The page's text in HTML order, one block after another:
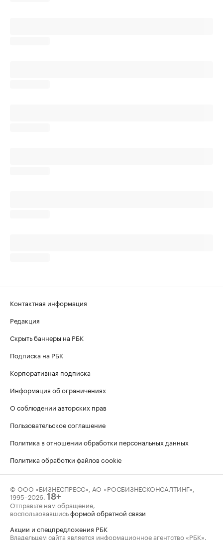
Контактная информация
Редакция
Скрыть баннеры на РБК
Подписка на РБК
Корпоративная подписка
Информация об ограничениях
О соблюдении авторских прав
Пользовательское соглашение
Политика в отношении обработки персональных данных
Политика обработки файлов cookie
© ООО «БИЗНЕСПРЕСС», АО «РОСБИЗНЕСКОНСАЛТИНГ»,
1995–2026. 18+
Отправьте нам обращение,
воспользовавшисьформой обратной связи
Акции и спецпредложения РБК
Владельцем сайта является информационное агентство «РБК».